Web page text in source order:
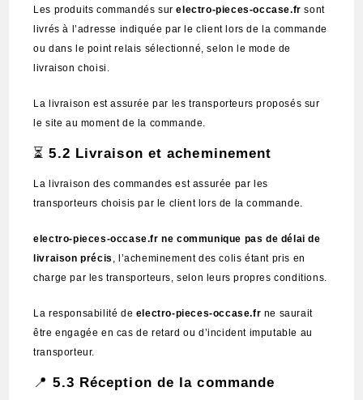
Les produits commandés surelectro-pieces-occase.fr sont
livrés à l’adresse indiquée par le client lors de la commande
ou dans le point relais sélectionné, selon le mode de
livraison choisi.
La livraison est assurée par les transporteurs proposés sur
le site au moment de la commande.
⏳ 5.2 Livraison et acheminement
La livraison des commandes est assurée par les
transporteurs choisis par le client lors de la commande.
electro-pieces-occase.fr ne communique pas de délai de
livraison précis , l’acheminement des colis étant pris en
charge par les transporteurs, selon leurs propres conditions.
La responsabilité de electro-pieces-occase.fr ne saurait
être engagée en cas de retard ou d’incident imputable au
transporteur.
📍 5.3 Réception de la commande